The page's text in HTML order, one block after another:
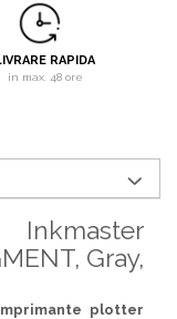
RAPIDA
in max. 48 ore
Inkmaster
Gray,
plotter